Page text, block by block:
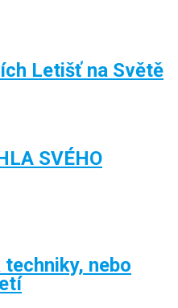
Letišť na Světě
SVÉHO
nebo